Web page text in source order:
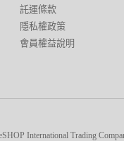
託運條款
隱私權政策
會員權益說明
International Trading